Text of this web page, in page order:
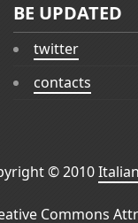
BE UPDATED
twitter
contacts
© 2010
Commons